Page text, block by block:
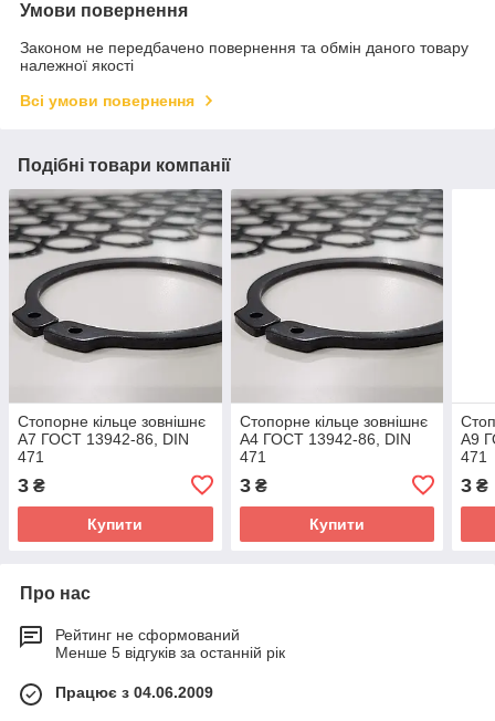
Умови повернення
Законом не передбачено повернення та обмін даного товару
належної якості
Всі умови повернення
Подібні товари компанії
Стопорне кільце зовнішнє
А7 ГОСТ 13942-86, DIN
471
3 ₴
Купити
Стопорне кільце зовнішнє
А4 ГОСТ 13942-86, DIN
471
3₴
Купити
А9
471
3 ₴
Про нас
Рейтинг не сформований
Менше 5 відгуків за останній рік
Працює з 04.06.2009